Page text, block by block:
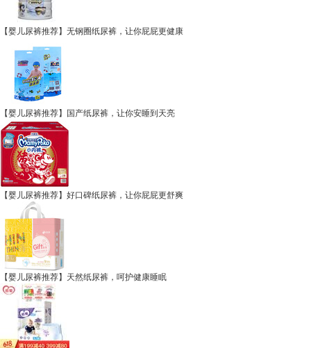
【婴儿尿裤推荐】无钢圈纸尿裤，让你屁屁更健康
【婴儿尿裤推荐】国产纸尿裤，让你安睡到天亮
【婴儿尿裤推荐】好口碑纸尿裤，让你屁屁更舒爽
【婴儿尿裤推荐】天然纸尿裤，呵护健康睡眠